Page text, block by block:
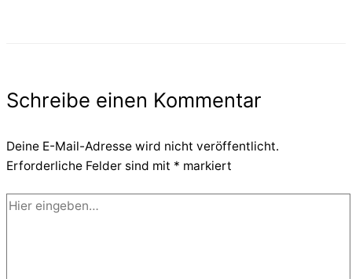
Schreibe einen Kommentar
Deine E-Mail-Adresse wird nicht veröffentlicht.
Erforderliche Felder sind mit * markiert
Hier